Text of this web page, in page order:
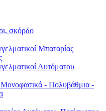
σκόρδο
Μπαταρίας
Αυτόματου
Μονοφασικά - Πολυβάθμια -